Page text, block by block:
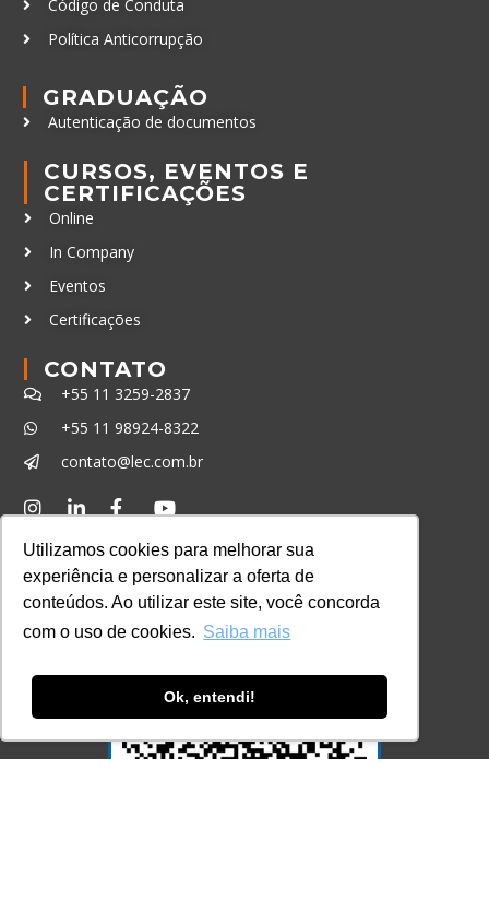
Utilizamos cookies para melhorar sua
experiência e personalizar a oferta de
conteúdos. Ao utilizar este site, você concorda
com o uso de cookies. Saiba mais
Ok, entendi!
Código de Conduta
Política Anticorrupção
GRADUAÇÃO
Autenticação de documentos
CURSOS, EVENTOS E
CERTIFICAÇÕES
Online
In Company
Eventos
Certificações
CONTATO
+55 11 3259-2837
+55 11 98924-8322
contato@lec.com.br
Consulte aqui o cadastro da Instituição no
Sistema e-MEC